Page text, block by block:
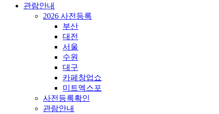
관람안내
2026 사전등록
부산
대전
서울
수원
대구
카페창업쇼
미트엑스포
사전등록확인
관람안내